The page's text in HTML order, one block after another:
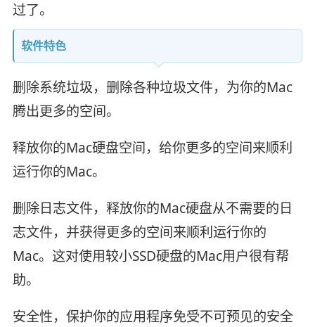
过了。
软件特色
删除系统垃圾，删除各种垃圾文件，为你的Mac
腾出更多的空间。
释放你的Mac硬盘空间，给你更多的空间来顺利
运行你的Mac。
删除日志文件，释放你的Mac硬盘从不需要的日
志文件，并获得更多的空间来顺利运行你的
Mac。这对使用较小SSD硬盘的Mac用户很有帮
助。
安全性，保护你的应用程序免受不可预见的安全